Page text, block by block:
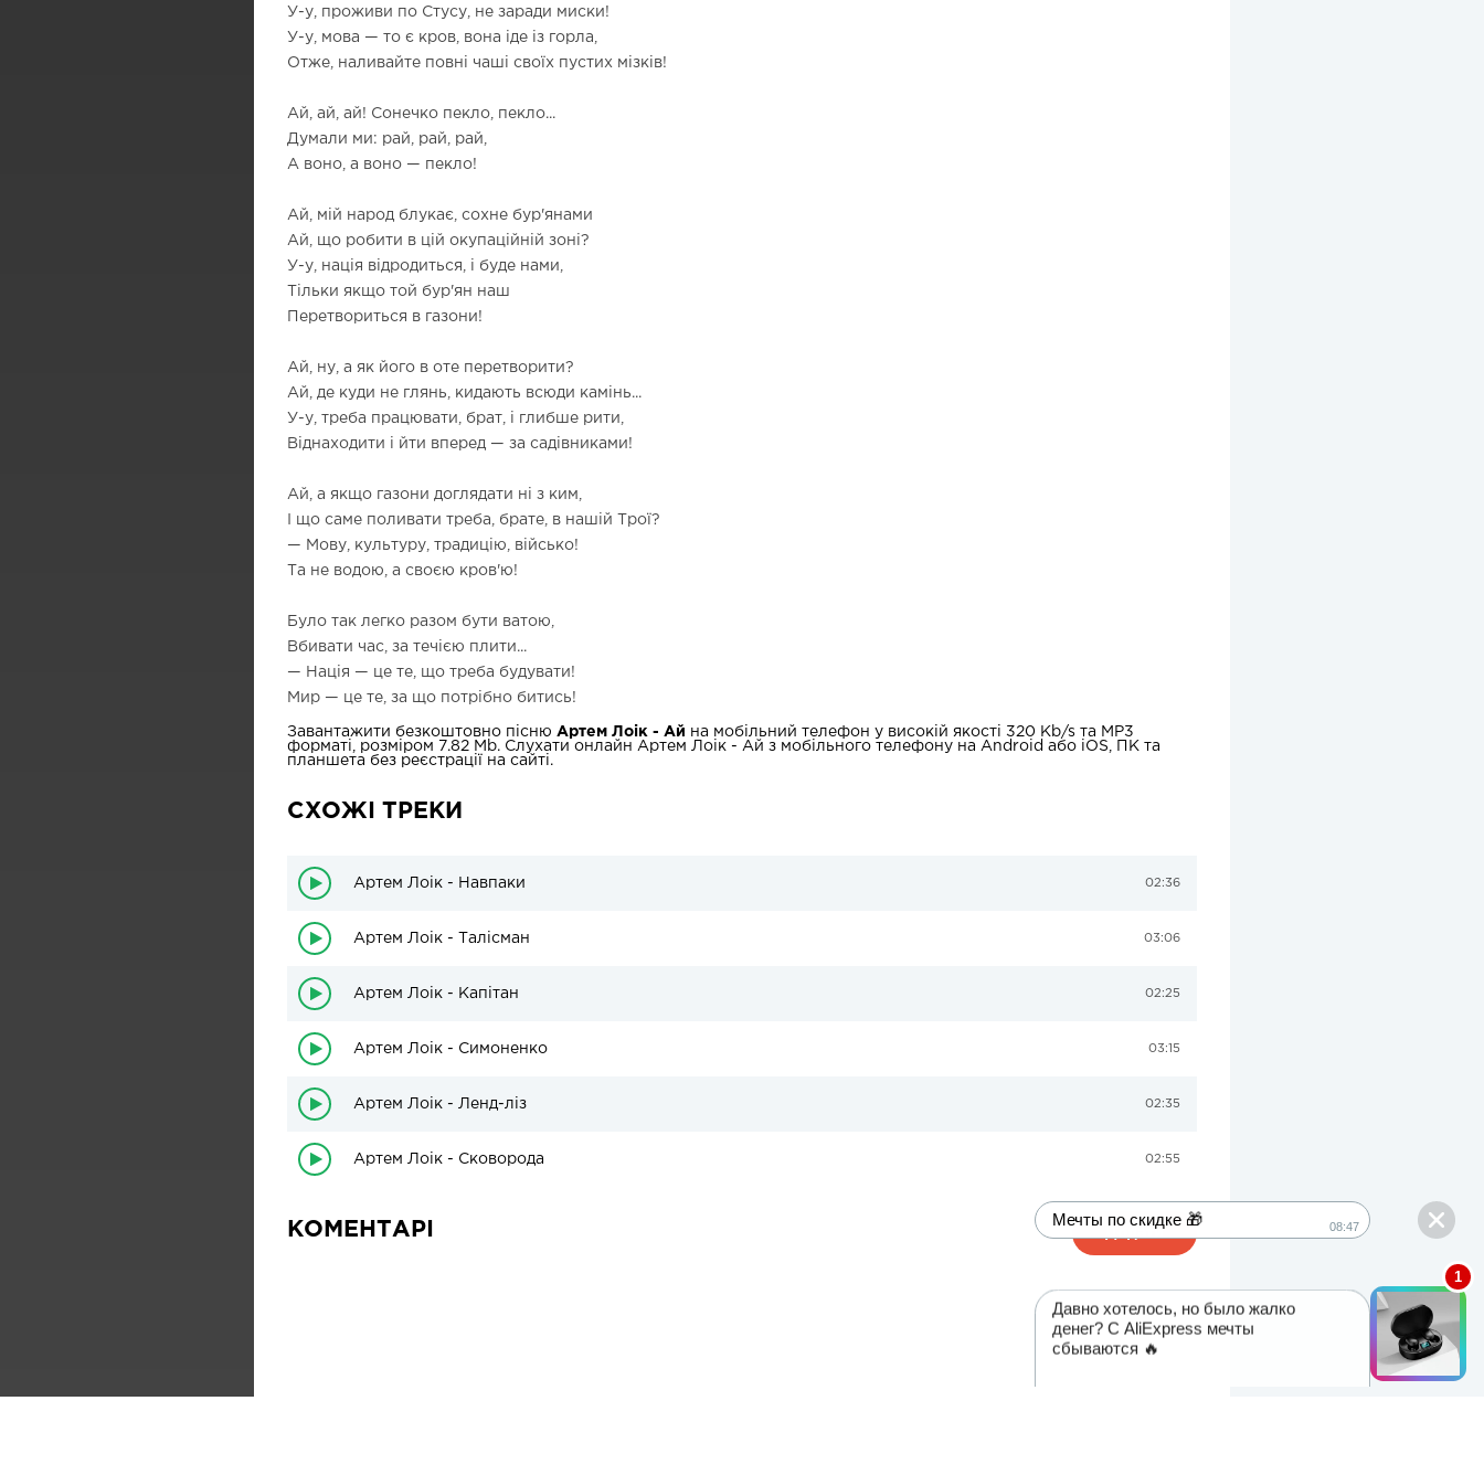
У-у, проживи по Стусу, не заради миски!
У-у, мова — то є кров, вона іде із горла,
Отже, наливайте повні чаші своїх пустих мізків!
Ай, ай, ай! Сонечко пекло, пекло...
Думали ми: рай, рай, рай,
А воно, а воно — пекло!
Ай, мій народ блукає, сохне бур'янами
Ай, що робити в цій окупаційній зоні?
У-у, нація відродиться, і буде нами,
Тільки якщо той бур'ян наш
Перетвориться в газони!
Ай, ну, а як його в оте перетворити?
Ай, де куди не глянь, кидають всюди камінь...
У-у, треба працювати, брат, і глибше рити,
Віднаходити і йти вперед — за садівниками!
Ай, а якщо газони доглядати ні з ким,
І що саме поливати треба, брате, в нашій Трої?
— Мову, культуру, традицію, військо!
Та не водою, а своєю кров'ю!
Було так легко разом бути ватою,
Вбивати час, за течією плити...
— Нація — це те, що треба будувати!
Мир — це те, за що потрібно битись!
Завантажити безкоштовно пісню Артем Лоік - Ай на мобільний телефон у високій якості 320 Kb/s та MP3
форматі, розміром 7.82 Mb. Слухати онлайн Артем Лоік - Ай з мобільного телефону на Android або iOS, ПК та
планшета без реєстрації на сайті.
СХОЖІ ТРЕКИ
Артем Лоік - Навпаки 02:36
Артем Лоік - Талісман 03:06
Артем Лоік - Капітан 02:25
Артем Лоік - Симоненко 03:15
Артем Лоік - Ленд-ліз 02:35
Артем Лоік - Сковорода 02:55
КОМЕНТАРІ Додати